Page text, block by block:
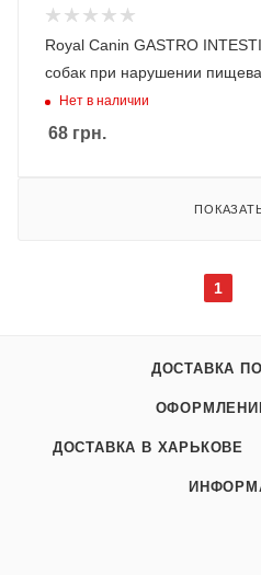
Royal Canin GASTRO
собак при нарушении
Нет в наличии
68 грн.
1
ДОСТАВКА
ДОСТАВКА В ХАРЬКОВЕ